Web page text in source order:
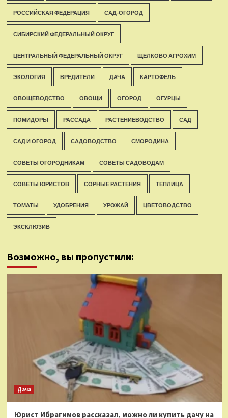
РОССИЙСКАЯ ФЕДЕРАЦИЯ САД-ОГОРОД
СИБИРСКИЙ ФЕДЕРАЛЬНЫЙ ОКРУГ
ЦЕНТРАЛЬНЫЙ ФЕДЕРАЛЬНЫЙ ОКРУГ ЩЕЛКОВО АГРОХИМ
ЭКОЛОГИЯ ВРЕДИТЕЛИ ДАЧА КАРТОФЕЛЬ
ОВОЩЕВОДСТВО ОВОЩИ ОГОРОД ОГУРЦЫ
ПОМИДОРЫ РАССАДА РАСТЕНИЕВОДСТВО САД
САД И ОГОРОД САДОВОДСТВО СМОРОДИНА
СОВЕТЫ ОГОРОДНИКАМ СОВЕТЫ САДОВОДАМ
СОВЕТЫ ЮРИСТОВ СОРНЫЕ РАСТЕНИЯ ТЕПЛИЦА
ТОМАТЫ УДОБРЕНИЯ УРОЖАЙ ЦВЕТОВОДСТВО
ЭКСКЛЮЗИВ
Возможно, вы пропустили:
Дача
Юрист Ибрагимов рассказал, можно ли купить дачу на